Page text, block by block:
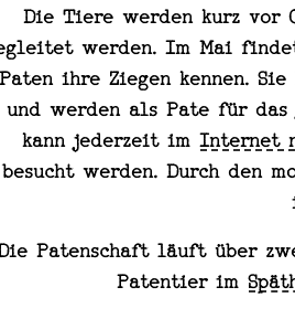
Die Tiere werden kurz vor
werden. Im Mai
Paten ihre Ziegen kennen.
und werden als Pate für
kann jederzeit imInternet
besucht werden. Durch den
Patenschaft läuft über
Patentier im